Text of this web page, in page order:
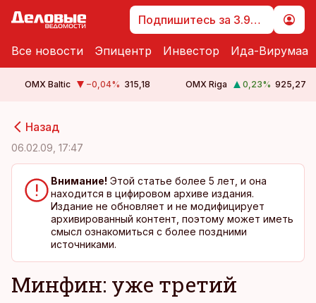
Подпишитесь за 3.99 €
Все новости Эпицентр Инвестор Ида-Вирумаа
OMX Baltic −0,04% 315,18 OMX Riga 0,23% 925,27
Назад
06.02.09, 17:47
Внимание! Этой статье более 5 лет, и она
находится в цифировом архиве издания.
Издание не обновляет и не модифицирует
архивированный контент, поэтому может иметь
смысл ознакомиться с более поздними
источниками.
Минфин: уже третий